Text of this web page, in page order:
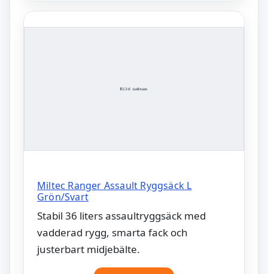
Miltec Ranger Assault Ryggsäck L
Grön/Svart
Stabil 36 liters assaultryggsäck med
vadderad rygg, smarta fack och
justerbart midjebälte.